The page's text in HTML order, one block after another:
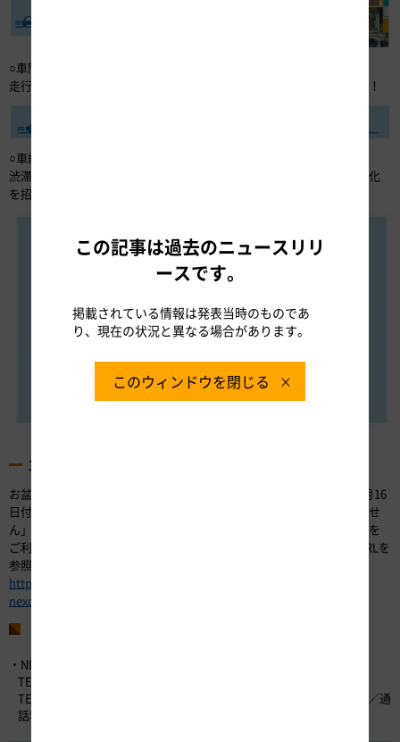
○車間距離をとりましょう
走行中は、余計なブレーキを踏まないように十分な車間距離の確保を！
○車線変更を控えましょう
渋滞は車両の集中する追越車線から発生しやすく、さらなる渋滞の悪化
を招くため、渋滞中に必要以上の車線変更は控えましょう！
3. お盆期間は休日割引が適用されません
お盆期間の8月11日（木・祝）、13日（土）、14日（日）は2022年3月16
日付「ゴールデンウイーク・お盆・年末年始は休日割引が適用されませ
ん」にてお伝えしているとおり、渋滞の激化を避けるため、高速道路を
ご利用いただいた場合でも休日割引が適用されません。詳細は下記URLを
参照ください。
https://www.c-
nexco.co.jp/corporate/pressroom/news_release/5382.html
・NEXCO中日本お客さまセンター （24時間365日対応）
TEL：0120-922-229 （フリーダイヤル）
TEL：052-223-0333 （フリーダイヤルがご利用になれないお客さま／通
話料有料）
この記事は過去のニュースリリ
ースです。
掲載されている情報は発表当時のものであ
り、現在の状況と異なる場合があります。
このウィンドウを閉じる